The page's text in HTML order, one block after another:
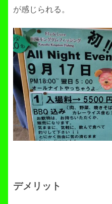
が感じられる。
デメリット